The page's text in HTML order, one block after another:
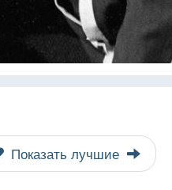
Показать лучшие